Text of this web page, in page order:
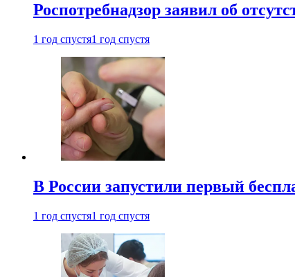
Роспотребнадзор заявил об
1 год спустя1 год спустя
В России запустили первый
1 год спустя1 год спустя